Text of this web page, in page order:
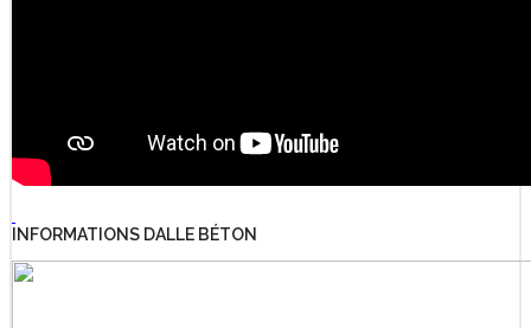
INFORMATIONS DALLE BÉTON